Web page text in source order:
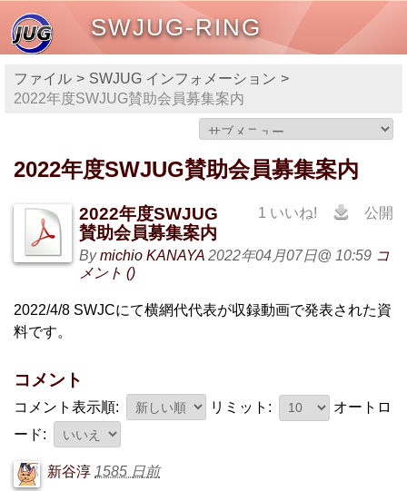
SWJUG-RING
ファイル
SWJUG インフォメーション
2022年度SWJUG賛助会員募集案内
2022年度SWJUG賛助会員募集案内
公開
1 いいね!
2022年度SWJUG
賛助会員募集案内
Bymichio KANAYA 2022年04月07日@ 10:59 コ
メント ()
2022/4/8 SWJCにて横網代代表が収録動画で発表された資
料です。
コメント
コメント表示順: リミット:
オートロ
ード:
新谷淳 1585 日前